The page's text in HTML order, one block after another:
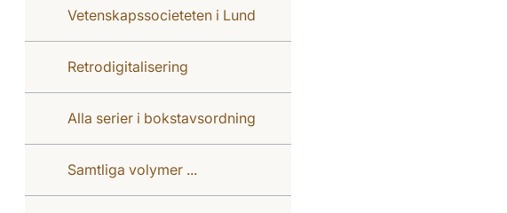
Vetenskapssocieteten i Lund
Retrodigitalisering
Alla serier i bokstavsordning
Samtliga volymer ...